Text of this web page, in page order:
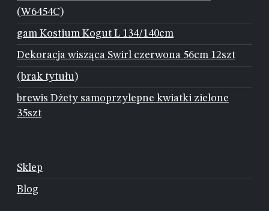
(W6454C)
gam Kostium Kogut L 134/140cm
Dekoracja wisząca Swirl czerwona 56cm 12szt
(brak tytułu)
brewis Dżety samoprzylepne kwiatki zielone
35szt
Sklep
Blog